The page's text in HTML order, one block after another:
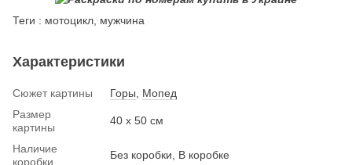
Теги : мотоцикл, мужчина
Характеристики
Сюжет картины Горы
Мопед
Размер
картины
40 х 50 см
Наличие
коробки
Без коробки, В коробке